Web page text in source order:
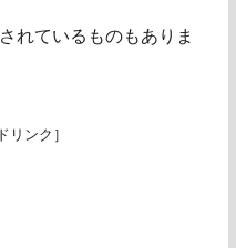
れているものもありま
リンク］